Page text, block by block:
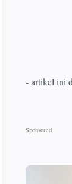
- artikel ini